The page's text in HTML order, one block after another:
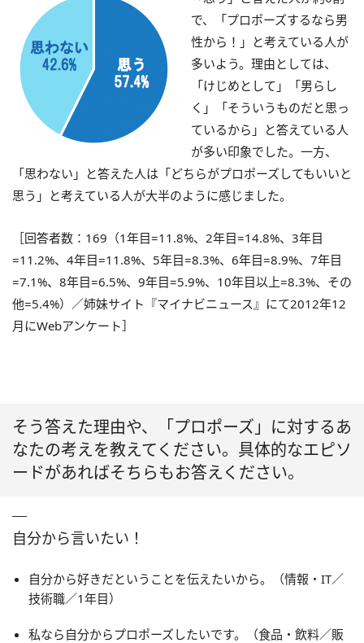
で、「プロポーズするなら男
性から！」と考えている人が
多いよう。理由としては、
「けじめとして」「男らし
く」「そういうものだと思っ
ているから」と答えている人
が多い印象でした。一方、
「思わない」と答えた人は「どちらがプロポーズしてもいいと
思う」と考えている人が大半のように感じました。
［回答者数：169（1年目=11.8%、2年目=14.8%、3年目
=11.2%、4年目=11.8%、5年目=8.3%、6年目=8.9%、7年目
=7.1%、8年目=6.5%、9年目=5.9%、10年目以上=8.3%、その
他=5.4%）／姉妹サイト『マイナビニュース』にて2012年12
月にWebアンケート］
そう答えた理由や、「プロポーズ」に対するあ
なたの考えを教えてください。具体的なエピソ
ードがあればそちらもお答えください。
自分から言いたい！
自分から好きだということを伝えたいから。（情報・IT／
技術職／1年目）
私なら自分からプロポーズしたいです。（食品・飲料／販